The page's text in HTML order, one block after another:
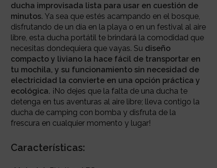
ducha improvisada lista para usar en cuestión de
minutos. Ya sea que estés acampando en el bosque,
disfrutando de un día en la playa o en un festival al aire
libre, esta ducha portátil te brindará la comodidad que
necesitas dondequiera que vayas. Su diseño
compacto y liviano la hace fácil de transportar en
tu mochila, y su funcionamiento sin necesidad de
electricidad la convierte en una opción práctica y
ecológica. ¡No dejes que la falta de una ducha te
detenga en tus aventuras al aire libre; lleva contigo la
ducha de camping con bomba y disfruta de la
frescura en cualquier momento y lugar!
Características: